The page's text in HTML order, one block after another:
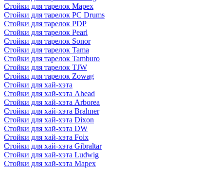
Стойки для тарелок Mapex
Стойки для тарелок PC Drums
Стойки для тарелок PDP
Стойки для тарелок Pearl
Стойки для тарелок Sonor
Стойки для тарелок Tama
Стойки для тарелок Tamburo
Стойки для тарелок TJW
Стойки для тарелок Zowag
Стойки для хай-хэта
Стойки для хай-хэта Ahead
Стойки для хай-хэта Arborea
Стойки для хай-хэта Brahner
Стойки для хай-хэта Dixon
Стойки для хай-хэта DW
Стойки для хай-хэта Foix
Стойки для хай-хэта Gibraltar
Стойки для хай-хэта Ludwig
Стойки для хай-хэта Mapex